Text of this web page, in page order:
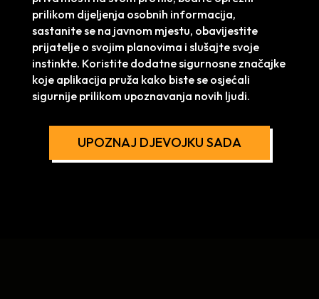
prilikom dijeljenja osobnih informacija,
sastanite se na javnom mjestu, obavijestite
prijatelje o svojim planovima i slušajte svoje
instinkte. Koristite dodatne sigurnosne značajke
koje aplikacija pruža kako biste se osjećali
sigurnije prilikom upoznavanja novih ljudi.
UPOZNAJ DJEVOJKU SADA